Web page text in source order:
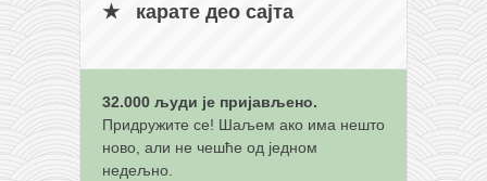
карате део сајта
32.000 људи је пријављено.
Придружите се! Шаљем ако има нешто
ново, али не чешће од једном
недељно.